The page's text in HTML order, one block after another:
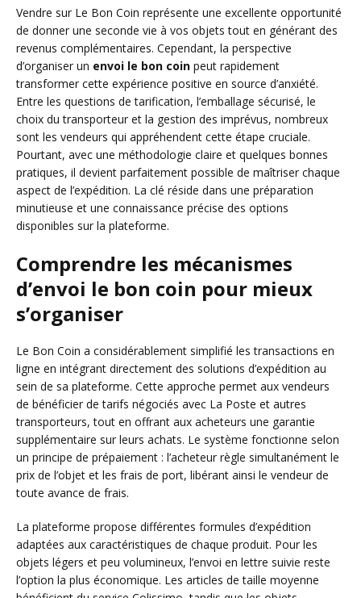
Vendre sur Le Bon Coin représente une excellente opportunité
de donner une seconde vie à vos objets tout en générant des
revenus complémentaires. Cependant, la perspective
d’organiser un envoi le bon coin peut rapidement
transformer cette expérience positive en source d’anxiété.
Entre les questions de tarification, l’emballage sécurisé, le
choix du transporteur et la gestion des imprévus, nombreux
sont les vendeurs qui appréhendent cette étape cruciale.
Pourtant, avec une méthodologie claire et quelques bonnes
pratiques, il devient parfaitement possible de maîtriser chaque
aspect de l’expédition. La clé réside dans une préparation
minutieuse et une connaissance précise des options
disponibles sur la plateforme.
Comprendre les mécanismes
d’envoi le bon coin pour mieux
s’organiser
Le Bon Coin a considérablement simplifié les transactions en
ligne en intégrant directement des solutions d’expédition au
sein de sa plateforme. Cette approche permet aux vendeurs
de bénéficier de tarifs négociés avec La Poste et autres
transporteurs, tout en offrant aux acheteurs une garantie
supplémentaire sur leurs achats. Le système fonctionne selon
un principe de prépaiement : l’acheteur règle simultanément le
prix de l’objet et les frais de port, libérant ainsi le vendeur de
toute avance de frais.
La plateforme propose différentes formules d’expédition
adaptées aux caractéristiques de chaque produit. Pour les
objets légers et peu volumineux, l’envoi en lettre suivie reste
l’option la plus économique. Les articles de taille moyenne